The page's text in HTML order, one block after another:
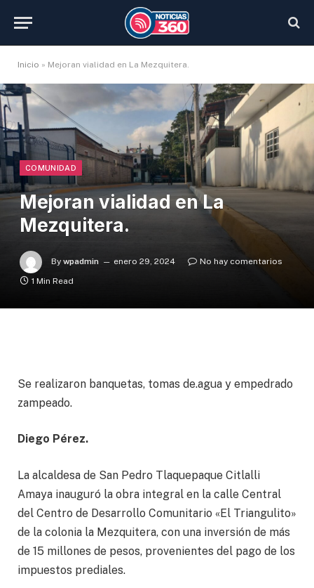
Inicio » Mejoran vialidad en La Mezquitera.
COMUNIDAD
Mejoran vialidad en La
Mezquitera.
By wpadmin enero 29, 2024
No hay comentarios
1 Min Read
Se realizaron banquetas, tomas de.agua y empedrado
zampeado.
Diego Pérez.
La alcaldesa de San Pedro Tlaquepaque Citlalli
Amaya inauguró la obra integral en la calle Central
del Centro de Desarrollo Comunitario «El Triangulito»
de la colonia la Mezquitera, con una inversión de más
de 15 millones de pesos, provenientes del pago de los
impuestos prediales.